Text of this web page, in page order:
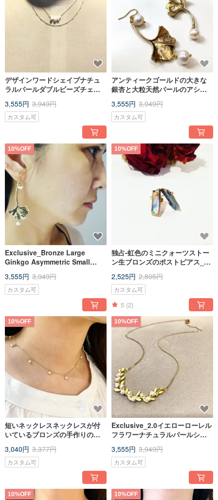
デザインワードシェイプナチュ
ラルパールダブルビーズチェー
レス
3,555円 3,949円
カスタム可
アンティークゴールドの大きな
銀杏と大粒天然パールのアシン
可
3,555円 3,949円
カスタム可
10%OFF
Exclusive_Bronze Large
Ginkgo Asymmetric Small
Earrings_Free Repair
3,555円 3,949円
カスタム可
10%OFF
独占-虹色のミニクォーツストー
ン生ブロンズのポストピアス_無
スピアス
2,525円 2,805円
カスタム可
5 (2)
10%OFF
短いネックレスネックレスが付
いているブロンズの手作りの自
3,040円 3,377円
カスタム可
10%OFF
Exclusive_2.0イエローローレル
フラワーナチュラルパールショ
ネックレス
3,555円 3,949円
カスタム可
10%OFF 10%OFF